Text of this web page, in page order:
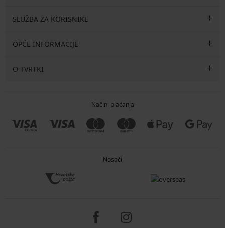
SLUŽBA ZA KORISNIKE
OPĆE INFORMACIJE
O TVRTKI
Načini plaćanja
Nosači